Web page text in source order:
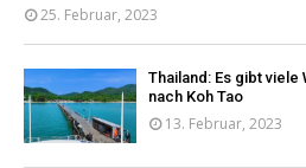
25. Februar, 2023
Thailand: Es gibt viele
nach Koh Tao
13. Februar, 2023